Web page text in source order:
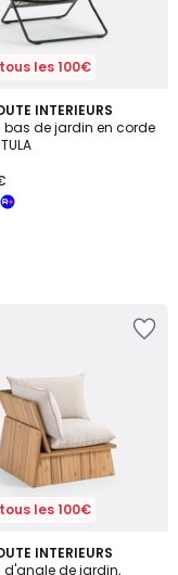
les 100€
INTERIEURS
bas de jardin en corde
les 100€
INTERIEURS
d'angle de jardin,